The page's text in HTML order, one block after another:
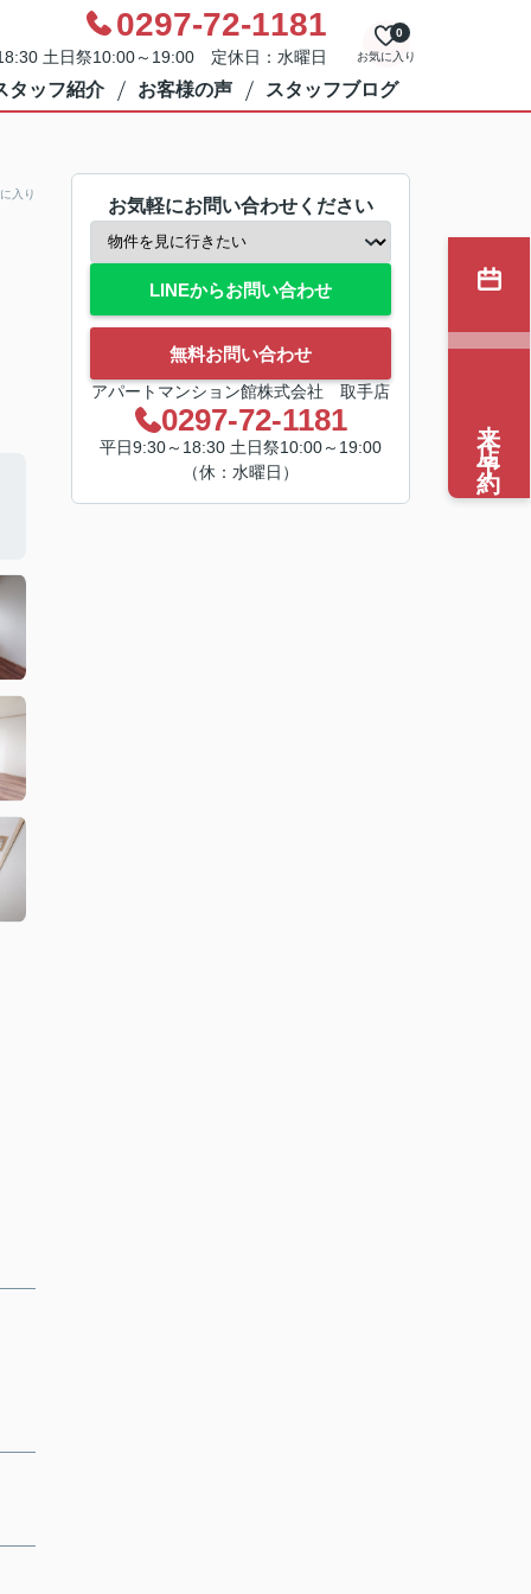
0297-72-1181
土日祭10:00～19:00 定休日：水曜日 お気に入り
0
タッフ紹介 お客様の声 スタッフブログ
入り
お気軽にお問い合わせください
LINEからお問い合わせ
無料お問い合わせ
アパートマンション館株式会社 取手店
0297-72-1181
平日9:30～18:30 土日祭10:00～19:00
（休：水曜日）
来店予約